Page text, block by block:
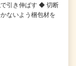
引き伸ばす ◆ 切断
ないよう梱包材を